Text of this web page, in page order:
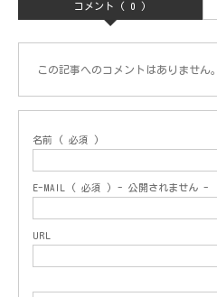
コメント ( 0 )
この記事へのコメントはありません。
名前 ( 必須 )
E-MAIL ( 必須 ) - 公開されません -
URL